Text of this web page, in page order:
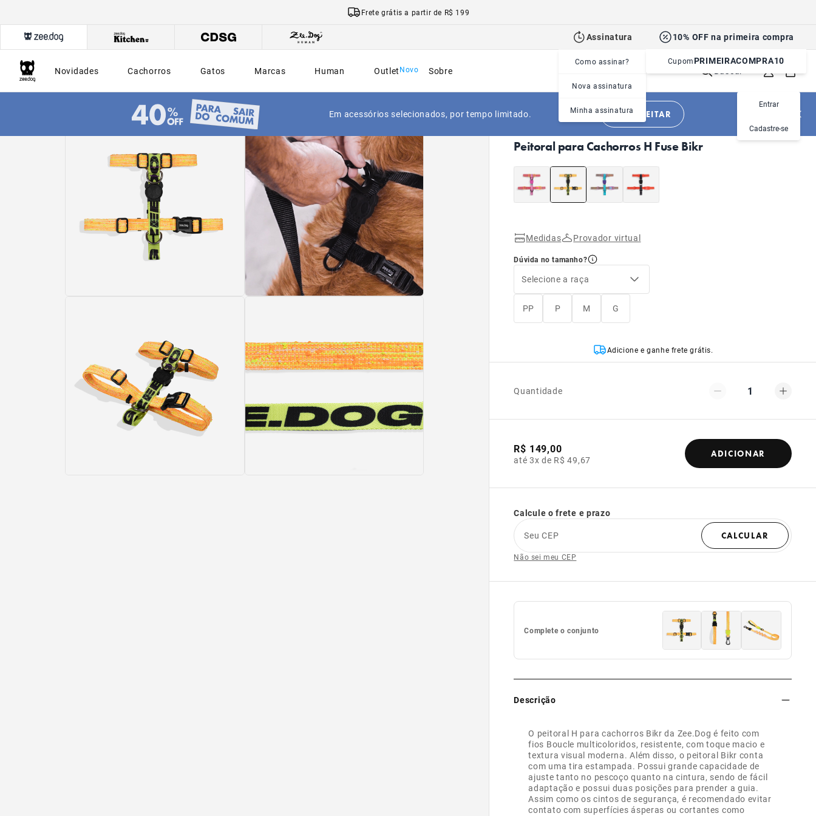
Frete grátis a partir de R$ 199
Assinatura
Como assinar?
Nova assinatura
Minha assinatura
10% OFF na primeira compra
CupomPRIMEIRACOMPRA10
Novidades
Cachorros Gatos Marcas Human Outlet Sobre
Entrar
Cadastre-se
Em acessórios selecionados, por tempo limitado. APROVEITAR
Cachorros|Acessórios|Peitorais
Peitoral para Cachorros H Fuse Bikr
Medidas Provador virtual
Dúvida no tamanho?
Selecione a raça
PP P M G
Adicione e ganhe frete grátis.
Quantidade 1
R$ 149,00
até 3x de R$ 49,67
ADICIONAR
Calcule o frete e prazo
Seu CEP
CALCULAR
Não sei meu CEP
Complete o conjunto
Descrição
O peitoral H para cachorros Bikr da Zee.Dog é feito com
fios Boucle multicoloridos, resistente, com toque macio e
textura visual moderna. Além disso, o peitoral Bikr conta
com uma tira estampada. Possui grande capacidade de
ajuste tanto no pescoço quanto na cintura, sendo de fácil
adaptação e possui duas posições para prender a guia.
Assim como os cintos de segurança, é recomendado evitar
contato com superfícies ásperas ou cortantes como